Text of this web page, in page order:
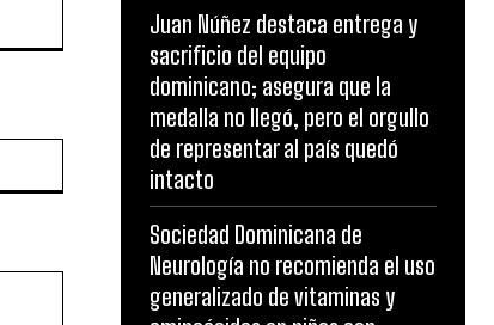
Juan Núñez destaca entrega y
sacrificio del equipo
dominicano; asegura que la
medalla no llegó, pero el orgullo
de representar al país quedó
intacto
Sociedad Dominicana de
Neurología no recomienda el uso
generalizado de vitaminas y